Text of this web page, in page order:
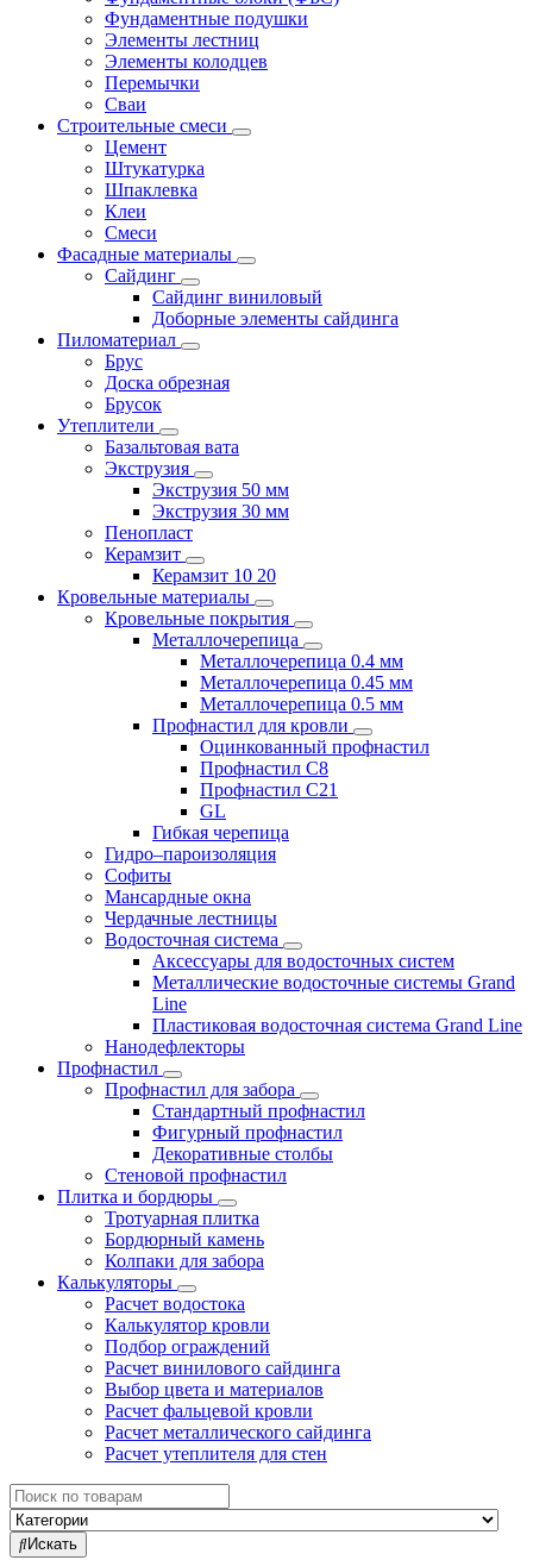
Фундаментные подушки
Элементы лестниц
Элементы колодцев
Перемычки
Сваи
Строительные смеси
Цемент
Штукатурка
Шпаклевка
Клеи
Смеси
Фасадные материалы
Сайдинг
Сайдинг виниловый
Доборные элементы сайдинга
Пиломатериал
Брус
Доска обрезная
Брусок
Утеплители
Базальтовая вата
Экструзия
Экструзия 50 мм
Экструзия 30 мм
Пенопласт
Керамзит
Керамзит 10 20
Кровельные материалы
Кровельные покрытия
Металлочерепица
Металлочерепица 0.4 мм
Металлочерепица 0.45 мм
Металлочерепица 0.5 мм
Профнастил для кровли
Оцинкованный профнастил
Профнастил С8
Профнастил С21
GL
Гибкая черепица
Гидро–пароизоляция
Софиты
Мансардные окна
Чердачные лестницы
Водосточная система
Аксессуары для водосточных систем
Металлические водосточные системы Grand
Line
Пластиковая водосточная система Grand Line
Нанодефлекторы
Профнастил
Профнастил для забора
Стандартный профнастил
Фигурный профнастил
Декоративные столбы
Стеновой профнастил
Плитка и бордюры
Тротуарная плитка
Бордюрный камень
Колпаки для забора
Калькуляторы
Расчет водостока
Калькулятор кровли
Подбор ограждений
Расчет винилового сайдинга
Выбор цвета и материалов
Расчет фальцевой кровли
Расчет металлического сайдинга
Расчет утеплителя для стен
Search
for:
Искать